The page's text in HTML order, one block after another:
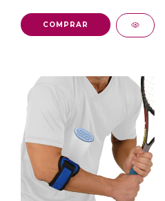
COMPRAR